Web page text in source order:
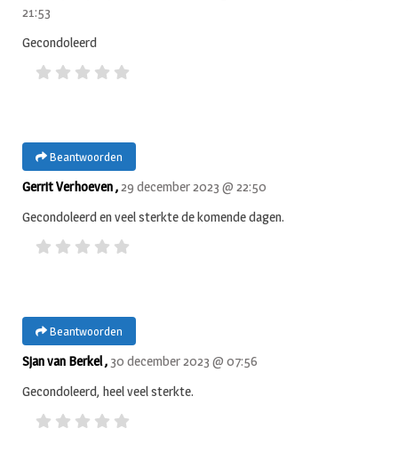
21:53
Gecondoleerd
Beantwoorden
Gerrit Verhoeven ,29 december 2023 @ 22:50
Gecondoleerd en veel sterkte de komende dagen.
Beantwoorden
Sjan van Berkel , 30 december 2023 @ 07:56
Gecondoleerd, heel veel sterkte.